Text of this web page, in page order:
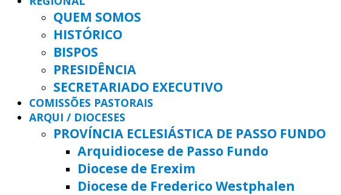
QUEM SOMOS
HISTÓRICO
BISPOS
PRESIDÊNCIA
SECRETARIADO EXECUTIVO
COMISSÕES PASTORAIS
ARQUI / DIOCESES
PROVÍNCIA ECLESIÁSTICA DE PASSO FUNDO
Arquidiocese de Passo Fundo
Diocese de Erexim
Diocese de Frederico Westphalen